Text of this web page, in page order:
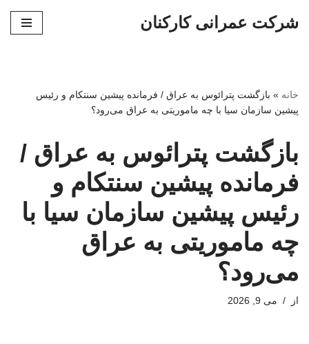
شرکت عمرانی کارکنان
خانه » بازگشت پترائوس به عراق / فرمانده پیشین سنتکام و رئیس
پیشین سازمان سیا با چه ماموریتی به عراق می‌رود؟
بازگشت پترائوس به عراق /
فرمانده پیشین سنتکام و
رئیس پیشین سازمان سیا با
چه ماموریتی به عراق
می‌رود؟
از می 9, 2026